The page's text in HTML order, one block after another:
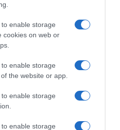
enable storage
cookies on web or
enable storage
the website or app.
enable storage
enable storage
nasce dall'idea di
chef navigati e cuochi
gli studi televisivi alle cucine di